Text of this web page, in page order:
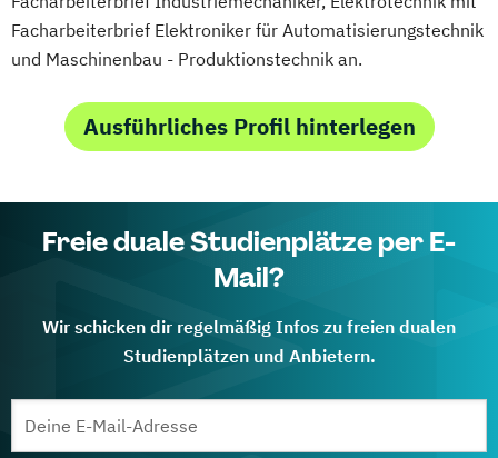
Facharbeiterbrief Elektroniker für Automatisierungstechnik
und Maschinenbau - Produktionstechnik an.
Ausführliches Profil hinterlegen
Freie duale Studienplätze per E-
Mail?
Wir schicken dir regelmäßig Infos zu freien dualen
Studienplätzen und Anbietern.